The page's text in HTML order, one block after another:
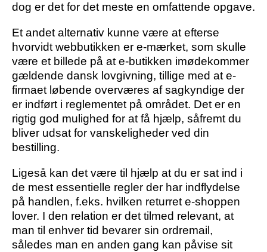
dog er det for det meste en omfattende opgave.
Et andet alternativ kunne være at efterse
hvorvidt webbutikken er e-mærket, som skulle
være et billede på at e-butikken imødekommer
gældende dansk lovgivning, tillige med at e-
firmaet løbende overværes af sagkyndige der
er indført i reglementet på området. Det er en
rigtig god mulighed for at få hjælp, såfremt du
bliver udsat for vanskeligheder ved din
bestilling.
Ligeså kan det være til hjælp at du er sat ind i
de mest essentielle regler der har indflydelse
på handlen, f.eks. hvilken returret e-shoppen
lover. I den relation er det tilmed relevant, at
man til enhver tid bevarer sin ordremail,
således man en anden gang kan påvise sit